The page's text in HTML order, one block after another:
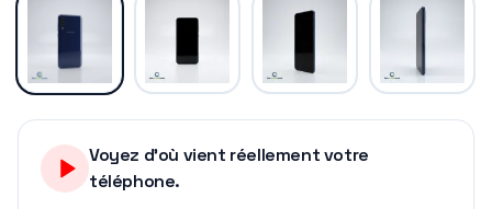
Voyez d'où vient réellement votre
téléphone.